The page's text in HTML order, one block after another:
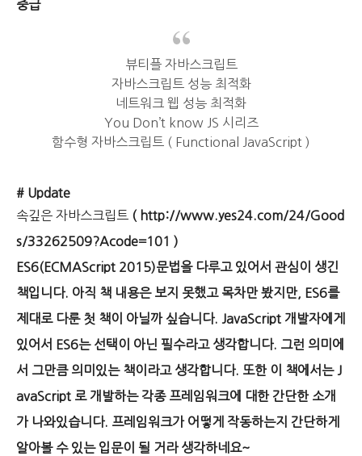
중급
뷰티플 자바스크립트
자바스크립트 성능 최적화
네트워크 웹 성능 최적화
You Don’t know JS 시리즈
함수형 자바스크립트 ( Functional JavaScript )
# Update
속깊은 자바스크립트 ( http://www.yes24.com/24/Good
s/33262509?Acode=101 )
ES6(ECMAScript 2015)문법을 다루고 있어서 관심이 생긴
책입니다. 아직 책 내용은 보지 못했고 목차만 봤지만, ES6를
제대로 다룬 첫 책이 아닐까 싶습니다. JavaScript 개발자에게
있어서 ES6는 선택이 아닌 필수라고 생각합니다. 그런 의미에
서 그만큼 의미있는 책이라고 생각합니다. 또한 이 책에서는 J
avaScript 로 개발하는 각종 프레임워크에 대한 간단한 소개
가 나와있습니다. 프레임워크가 어떻게 작동하는지 간단하게
알아볼 수 있는 입문이 될 거라 생각하네요~